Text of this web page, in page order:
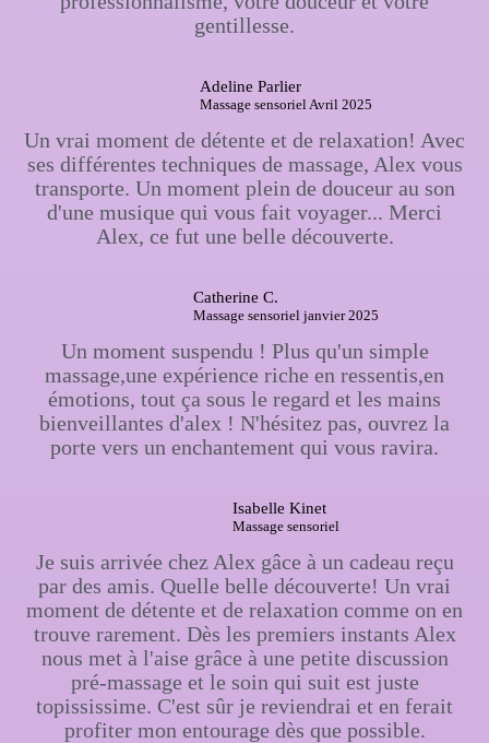
gentillesse.
Adeline Parlier
Massage sensoriel Avril 2025
Un vrai moment de détente et de relaxation! Avec
ses différentes techniques de massage, Alex vous
transporte. Un moment plein de douceur au son
d'une musique qui vous fait voyager... Merci
Alex, ce fut une belle découverte.
Catherine C.
Massage sensoriel janvier 2025
Un moment suspendu ! Plus qu'un simple
massage,une expérience riche en ressentis,en
émotions, tout ça sous le regard et les mains
bienveillantes d'alex ! N'hésitez pas, ouvrez la
porte vers un enchantement qui vous ravira.
Isabelle Kinet
Massage sensoriel
Je suis arrivée chez Alex gâce à un cadeau reçu
par des amis. Quelle belle découverte! Un vrai
moment de détente et de relaxation comme on en
trouve rarement. Dès les premiers instants Alex
nous met à l'aise grâce à une petite discussion
pré-massage et le soin qui suit est juste
topississime. C'est sûr je reviendrai et en ferait
profiter mon entourage dès que possible.